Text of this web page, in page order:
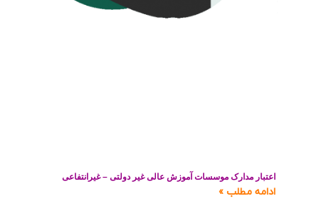
اعتبار مدارک موسسات آموزش عالی غیر دولتی – غیرانتفاعی
ادامه مطلب »